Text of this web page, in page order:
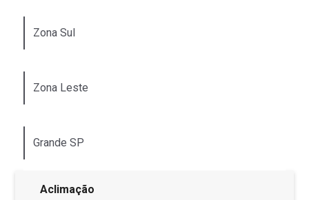
Zona Sul
Zona Leste
Grande SP
Aclimação